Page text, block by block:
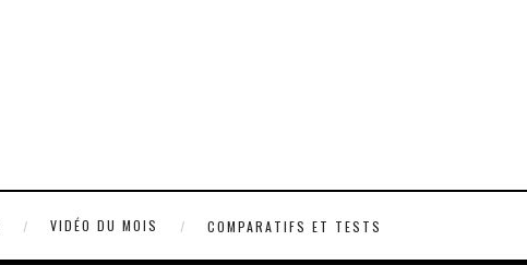
VIDÉO DU MOIS COMPARATIFS ET TESTS